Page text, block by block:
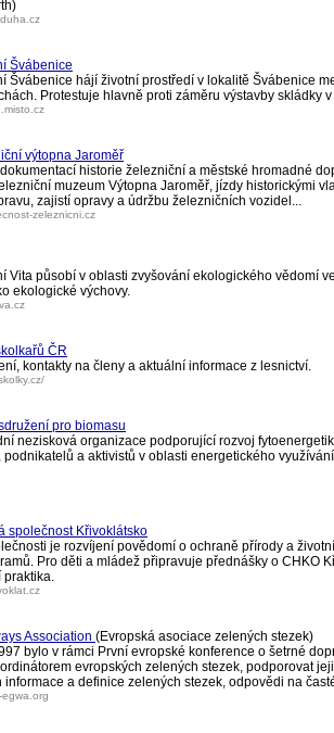
Švábenice
Švábenice hájí životní prostředí v lokalitě Švábenice
Protestuje hlavně proti záměru výstavby skládky
výtopna Jaroměř
historie železniční a městské hromadné
muzeum Výtopna Jaroměř, jízdy historickými
zajistí opravy a údržbu železničních vozidel...
zeleznicni.cz
Vita působí v oblasti zvyšování ekologického vědomí
ekologické výchovy.
ČR
kontakty na členy a aktuální informace z lesnictví.
pro biomasu
nezisková organizace podporující rozvoj
a aktivistů v oblasti energetického
společnost Křivoklátsko
je rozvíjení povědomí o ochraně přírody a
Pro děti a mládež připravuje přednášky o CHKO
praktika.
Association (Evropská asociace zelených stezek)
bylo v rámci První evropské konference o šetrné
evropských zelených stezek, podporovat
informace a definice zelených stezek, odpovědi na